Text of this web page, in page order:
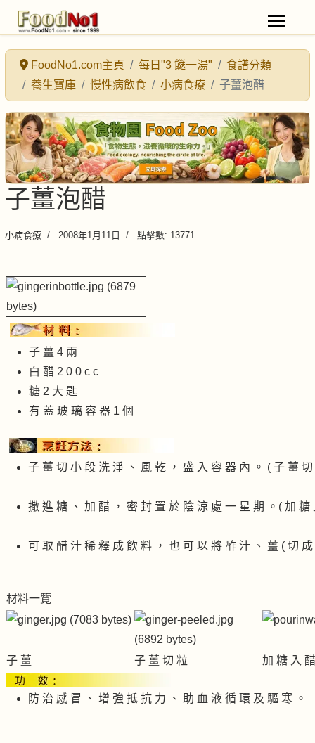
FoodNo1.com主頁 每日"3 餸一湯"
食譜分類
養生寶庫
慢性病飲食 小病食療 子薑泡醋
子薑泡醋
小病食療 2008年1月11日 點擊數: 13771
子 薑 4 兩
白 醋 2 0 0 c c
糖 2 大 匙
有 蓋 玻 璃 容 器 1 個
子 薑 切 小 段 洗 淨 、 風 乾 ， 盛 入 容 器 內 。 ( 子 薑 切
撒 進 糖 、 加 醋 ， 密 封 置 於 陰 涼 處 一 星 期 。( 加 糖
可 取 醋 汁 稀 釋 成 飲 料 ， 也 可 以 將 酢 汁 、 薑 ( 切
材料一覽
子 薑 子 薑 切 粒 加 糖 入 醋
防 治 感 冒 、 增 強 抵 抗 力 、 助 血 液 循 環 及 驅 寒 。